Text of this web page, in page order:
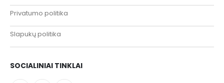
Privatumo politika
Slapukų politika
SOCIALINIAI TINKLAI